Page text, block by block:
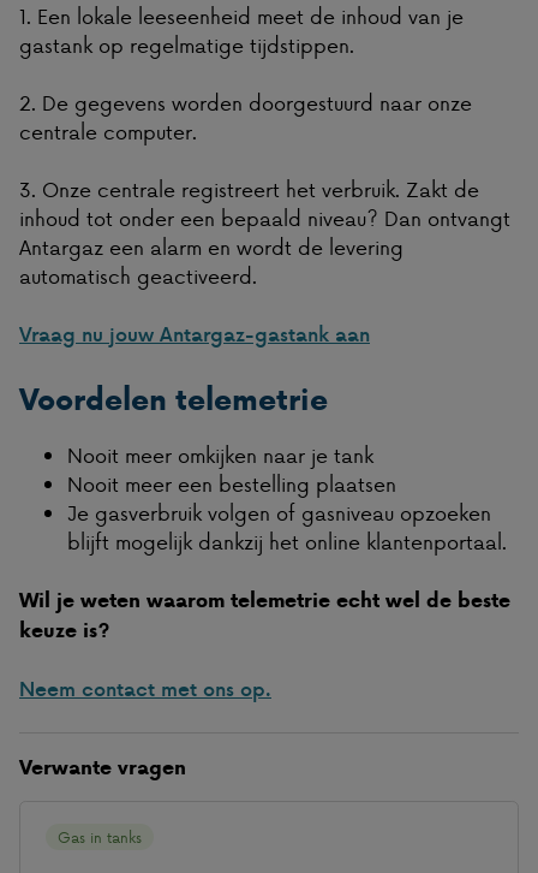
1. Een lokale leeseenheid meet de inhoud van je
gastank op regelmatige tijdstippen.
2. De gegevens worden doorgestuurd naar onze
centrale computer.
3. Onze centrale registreert het verbruik. Zakt de
inhoud tot onder een bepaald niveau? Dan ontvangt
Antargaz een alarm en wordt de levering
automatisch geactiveerd.
Vraag nu jouw Antargaz-gastank aan
Voordelen telemetrie
Nooit meer omkijken naar je tank
Nooit meer een bestelling plaatsen
Je gasverbruik volgen of gasniveau opzoeken
blijft mogelijk dankzij het online klantenportaal.
Wil je weten waarom telemetrie echt wel de beste
keuze is?
Neem contact met ons op.
Verwante vragen
Gas in tanks